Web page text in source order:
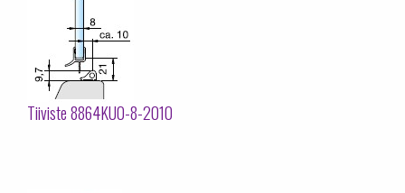
Tiiviste 8864KU0-8-2010